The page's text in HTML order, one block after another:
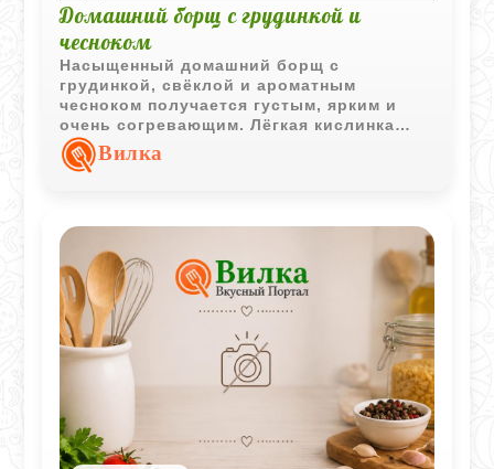
Домашний борщ с грудинкой и
чесноком
Насыщенный домашний борщ с
грудинкой, свёклой и ароматным
чесноком получается густым, ярким и
очень согревающим. Лёгкая кислинка
томата и пряности делают вкус борща
особенно выразительным.
Вилка